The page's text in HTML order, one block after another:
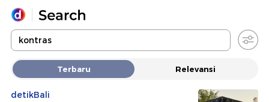
Yang sedang ramai dicari
Loading... Terbaru Relevansi
detikBali